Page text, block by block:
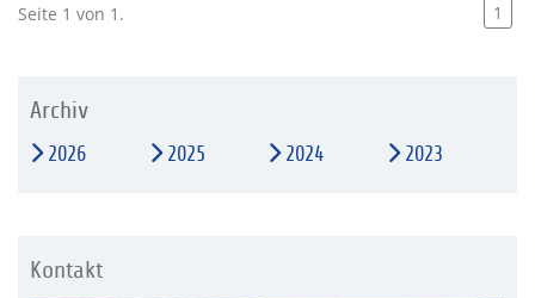
Seite 1 von 1. 1
Archiv
2026 2025 2024 2023
Kontakt